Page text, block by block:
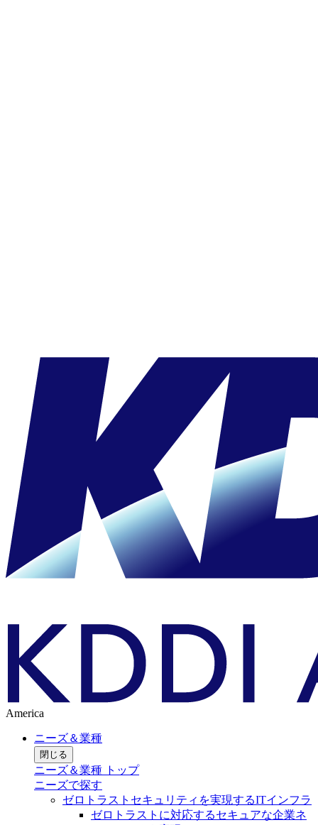
America
ニーズ＆業種
閉じる
ニーズ＆業種 トップ
ニーズで探す
ゼロトラストセキュリティを実現するITインフラ
ゼロトラストに対応するセキュアな企業ネ